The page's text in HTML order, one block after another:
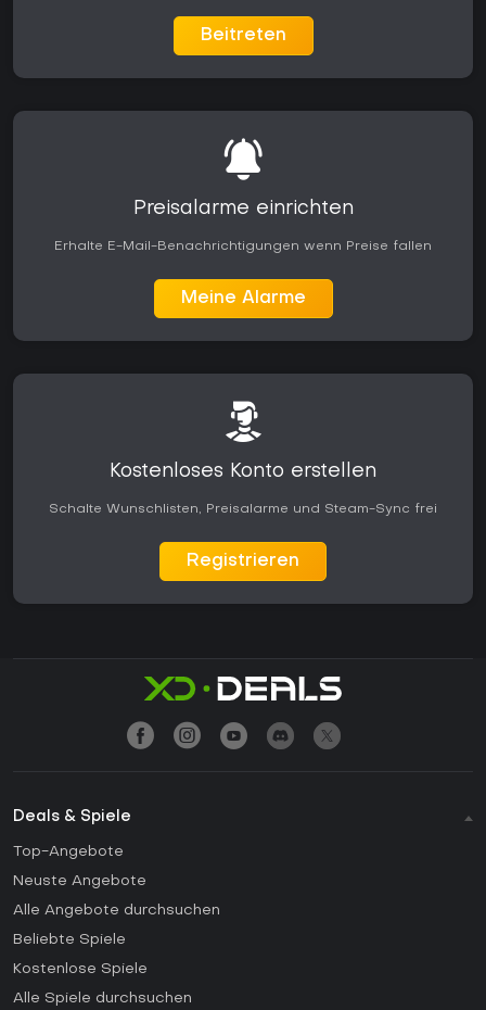
Beitreten
Preisalarme einrichten
Erhalte E-Mail-Benachrichtigungen wenn Preise fallen
Meine Alarme
Kostenloses Konto erstellen
Schalte Wunschlisten, Preisalarme und Steam-Sync frei
Registrieren
Deals & Spiele
Top-Angebote
Neuste Angebote
Alle Angebote durchsuchen
Beliebte Spiele
Kostenlose Spiele
Alle Spiele durchsuchen